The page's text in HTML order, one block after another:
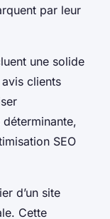
par leur
une solide
clients
déterminante,
SEO
d’un site
Cette